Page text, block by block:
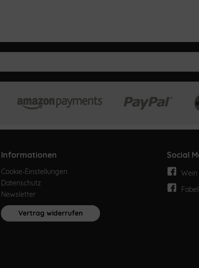
Informationen
Cookie-Einstellungen
Datenschutz
Newsletter
Vertrag widerrufen
Social
Wein